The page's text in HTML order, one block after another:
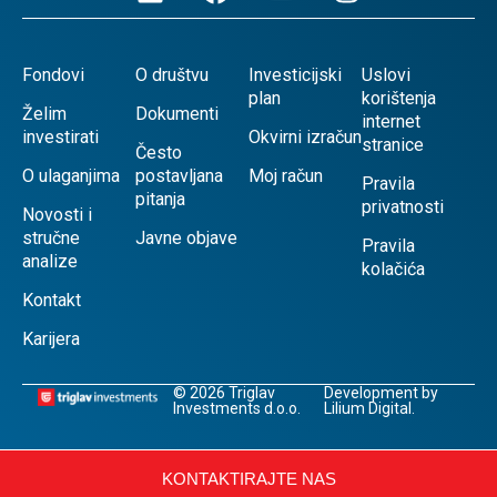
Fondovi
Želim
investirati
O ulaganjima
Novosti i
stručne
analize
Kontakt
Karijera
O društvu
Dokumenti
Često
postavljana
pitanja
Javne objave
Investicijski
plan
Okvirni izračun
Moj račun
Uslovi
korištenja
internet
stranice
Pravila
privatnosti
Pravila
kolačića
© 2026 Triglav
Investments d.o.o.
Development by
Lilium Digital.
KONTAKTIRAJTE NAS